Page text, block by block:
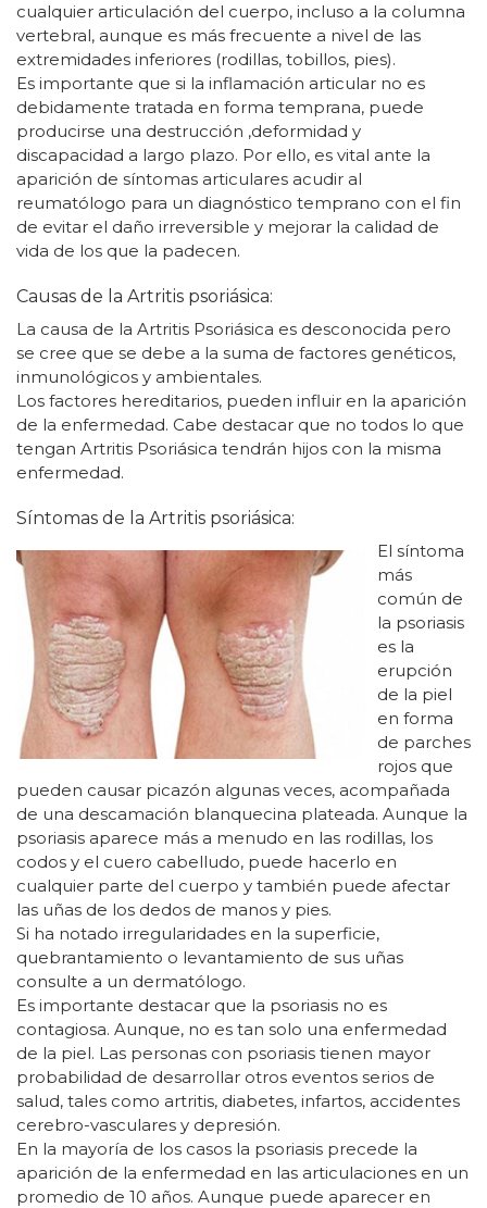
cualquier articulación del cuerpo, incluso a la columna
vertebral, aunque es más frecuente a nivel de las
extremidades inferiores (rodillas, tobillos, pies).
Es importante que si la inflamación articular no es
debidamente tratada en forma temprana, puede
producirse una destrucción ,deformidad y
discapacidad a largo plazo. Por ello, es vital ante la
aparición de síntomas articulares acudir al
reumatólogo para un diagnóstico temprano con el fin
de evitar el daño irreversible y mejorar la calidad de
vida de los que la padecen.
Causas de la Artritis psoriásica:
La causa de la Artritis Psoriásica es desconocida pero
se cree que se debe a la suma de factores genéticos,
inmunológicos y ambientales.
Los factores hereditarios, pueden influir en la aparición
de la enfermedad. Cabe destacar que no todos lo que
tengan Artritis Psoriásica tendrán hijos con la misma
enfermedad.
Síntomas de la Artritis psoriásica:
El síntoma
más
común de
la psoriasis
es la
erupción
de la piel
en forma
de parches
rojos que
pueden causar picazón algunas veces, acompañada
de una descamación blanquecina plateada. Aunque la
psoriasis aparece más a menudo en las rodillas, los
codos y el cuero cabelludo, puede hacerlo en
cualquier parte del cuerpo y también puede afectar
las uñas de los dedos de manos y pies.
Si ha notado irregularidades en la superficie,
quebrantamiento o levantamiento de sus uñas
consulte a un dermatólogo.
Es importante destacar que la psoriasis no es
contagiosa. Aunque, no es tan solo una enfermedad
de la piel. Las personas con psoriasis tienen mayor
probabilidad de desarrollar otros eventos serios de
salud, tales como artritis, diabetes, infartos, accidentes
cerebro-vasculares y depresión.
En la mayoría de los casos la psoriasis precede la
aparición de la enfermedad en las articulaciones en un
promedio de 10 años. Aunque puede aparecer en